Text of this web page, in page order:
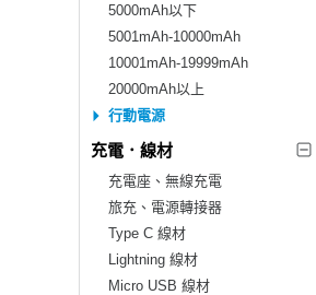
5000mAh以下
5001mAh-10000mAh
10001mAh-19999mAh
20000mAh以上
行動電源
充電．線材
充電座、無線充電
旅充、電源轉接器
Type C 線材
Lightning 線材
Micro USB 線材